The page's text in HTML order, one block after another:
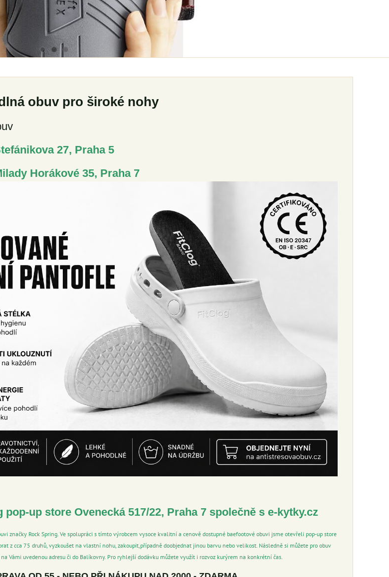
obuv pro široké nohy
27, Praha 5
Horákové 35, Praha 7
up store Ovenecká 517/22, Praha 7 společně s e-kytky.cz
značky Rock Spring. Ve spolupráci s tímto výrobcem vysoce kvalitní a cenově dostupné baefootové obuvi jsme otevřeli pop-up store
z cca 75 druhů, vyzkoušet na vlastní nohu, zakoupit,případně doobjednat jinou barvu nebo velikost. Následně si můžete pro obuv
Vámi uvedenou adresu či do Balíkovny. Pro ryhlejší dodávku můžete využít i rozvoz kurýrem na konkrétní čas.